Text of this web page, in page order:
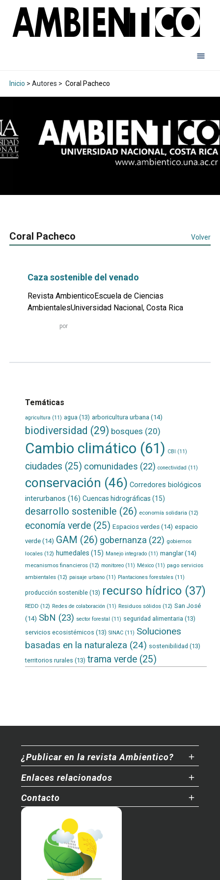
Inicio > Autores > Coral Pacheco
Coral Pacheco Volver
Caza sostenible del venado
Revista AmbienticoEscuela de Ciencias
AmbientalesUniversidad Nacional, Costa Rica
por
Temáticas
agricultura (11) agua (13) arboricultura urbana (14)
biodiversidad (29) bosques (20)
Cambio climático (61) CBI (11)
ciudades (25) comunidades (22) conectividad (11)
conservación (46) Corredores biológicos
interurbanos (16) Cuencas hidrográficas (15)
desarrollo sostenible (26) economía solidaria (12)
economía verde(25) Espacios verdes(14) espacio
verde(14) GAM (26) gobernanza (22) gobiernos
locales(12) humedales (15) Manejo integrado(11) manglar(14)
mecanismos financieros(12) monitoreo(11) México(11) pago servicios
ambientales(12) paisaje urbano(11) Plantaciones forestales(11)
producción sostenible(13) recurso hídrico(37)
REDD (12) Redes de colaboración (11) Residuos sólidos(12) San José
(14) SbN (23) sector forestal (11) seguridad alimentaria (13)
servicios ecosistémicos (13) SINAC(11) Soluciones
basadas en la naturaleza (24) sostenibilidad (13)
territorios rurales (13) trama verde(25)
¿Publicar en la revista Ambientico?
Enlaces relacionados
Contacto